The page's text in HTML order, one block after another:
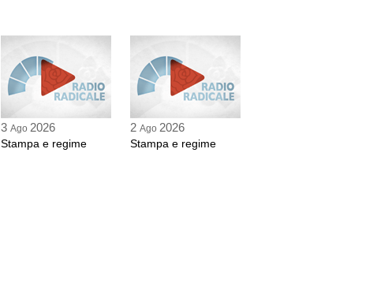
3 Ago 2026
Stampa e regime
2 Ago 2026
Stampa e regime